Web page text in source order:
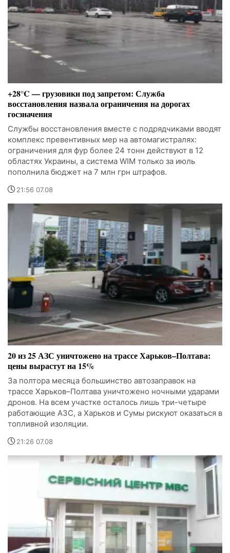
+28°C — грузовики под запретом: Служба
восстановления назвала ограничения на дорогах
госзначения
Службы восстановления вместе с подрядчиками вводят
комплекс превентивных мер на автомагистралях:
ограничения для фур более 24 тонн действуют в 12
областях Украины, а система WIM только за июль
пополнила бюджет на 7 млн грн штрафов.
21:56 07.08
20 из 25 АЗС уничтожено на трассе Харьков–Полтава:
цены вырастут на 15%
За полтора месяца большинство автозаправок на
трассе Харьков–Полтава уничтожено ночными ударами
дронов. На всем участке осталось лишь три-четыре
работающие АЗС, а Харьков и Сумы рискуют оказаться в
топливной изоляции.
21:26 07.08